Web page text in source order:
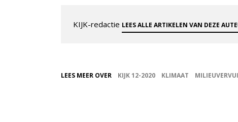
KIJK-redactie LEES ALLE ARTIKELEN VAN DEZE
LEES MEER OVER KIJK 12-2020 KLIMAAT